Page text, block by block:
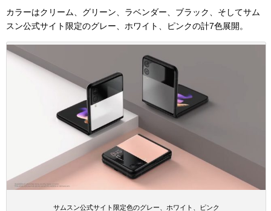
カラーはクリーム、グリーン、ラベンダー、ブラック、そしてサム
スン公式サイト限定のグレー、ホワイト、ピンクの計7色展開。
サムスン公式サイト限定色のグレー、ホワイト、ピンク